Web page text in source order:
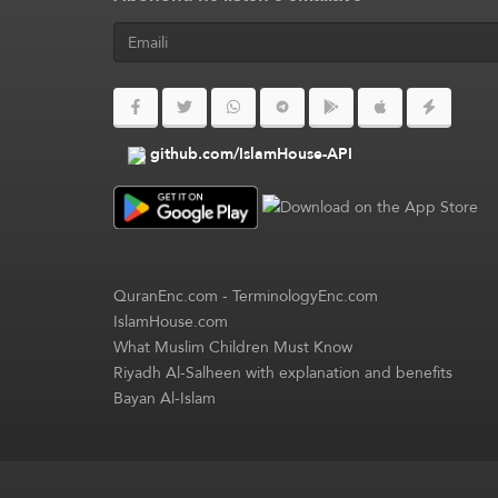
github.com/IslamHouse-API
QuranEnc.com-TerminologyEnc.com
IslamHouse.com
What Muslim Children Must Know
Riyadh Al-Salheen with explanation and benefits
Bayan Al-Islam